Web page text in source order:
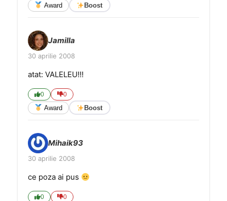
Award Boost
Jamilla
30 aprilie 2008
atat: VALELEU!!!
0 0
Award Boost
Mihaik93
30 aprilie 2008
ce poza ai pus
0 0